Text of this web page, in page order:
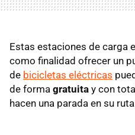
Estas estaciones de carga
como finalidad ofrecer un
de bicicletas eléctricas
de forma gratuita y con
hacen una parada en su